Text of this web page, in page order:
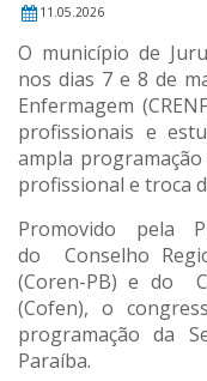
11.05.2026
O município de
nos dias 7 e 8 de
Enfermagem
profissionais e
ampla
profissional e troca
Promovido pela
do Conselho
(Coren-PB) e do
(Cofen), o
programação da
Paraíba.